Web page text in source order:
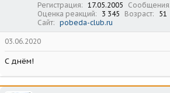
Регистрация
17.05.2005 Сообщения
Оценка реакций
3 345 Возраст 51
Сайт
pobeda-club.ru
03.06.2020
С днём!